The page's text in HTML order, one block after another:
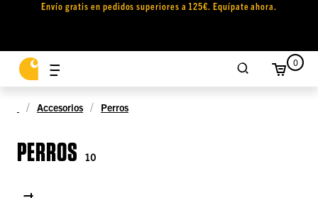
Envío gratis en pedidos superiores a 125€. Equípate ahora.
0
Accesorios Perros
PERROS 10